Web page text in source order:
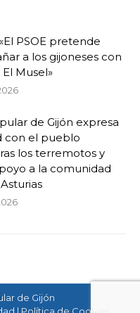
PSOE pretende
a los gijoneses con
Musel»
de Gijón expresa
con el pueblo
los terremotos y
a la comunidad
de Gijón